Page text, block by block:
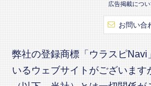
広告掲載につい
お問い合
弊社の登録商標「ウラスピNavi
いるウェブサイトがございます